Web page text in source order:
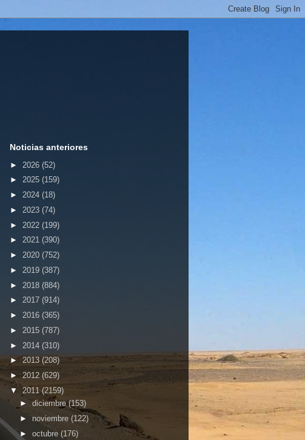
Noticias anteriores
► 2026 (52)
► 2025 (159)
► 2024 (18)
► 2023 (74)
► 2022 (199)
► 2021 (390)
► 2020 (752)
► 2019 (387)
► 2018 (884)
► 2017 (914)
► 2016 (365)
► 2015 (787)
► 2014 (310)
► 2013 (208)
► 2012 (629)
▼ 2011 (2159)
► diciembre(153)
► noviembre (122)
► octubre (176)